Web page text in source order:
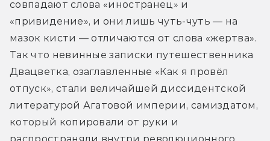
совпадают слова «иностранец» и
«привидение», и они лишь чуть-чуть — на
мазок кисти — отличаются от слова «жертва».
Так что невинные записки путешественника
Двацветка, озаглавленные «Как я провёл
отпуск», стали величайшей диссидентской
литературой Агатовой империи, самиздатом,
который копировали от руки и